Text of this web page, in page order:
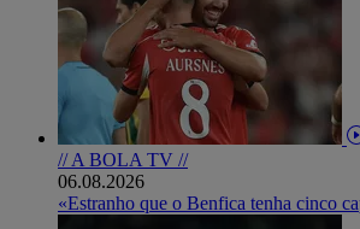
// A BOLA TV //
06.08.2026
«Estranho que o Benfica tenha cinco